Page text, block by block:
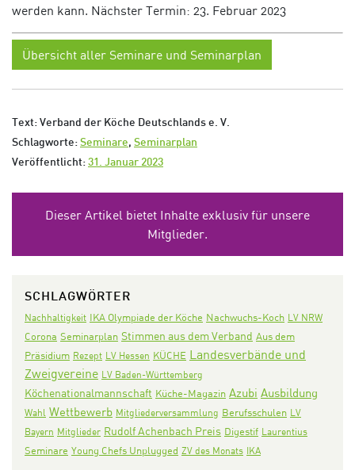
werden kann. Nächster Termin: 23. Februar 2023
Übersicht aller Seminare und Seminarplan
Text: Verband der Köche Deutschlands e. V.
Schlagworte: Seminare, Seminarplan
Veröffentlicht: 31. Januar 2023
Dieser Artikel bietet Inhalte exklusiv für unsere
Mitglieder.
SCHLAGWÖRTER
Nachhaltigkeit IKA Olympiade der Köche Nachwuchs-Koch LV NRW
Corona Seminarplan Stimmen aus dem Verband Aus dem
Präsidium Rezept LV Hessen KÜCHE Landesverbände und
Zweigvereine LV Baden-Württemberg
Köchenationalmannschaft Küche-Magazin Azubi Ausbildung
Wahl Wettbewerb Mitgliederversammlung Berufsschulen LV
Bayern Mitglieder Rudolf Achenbach Preis Digestif Laurentius
Seminare Young Chefs Unplugged ZV des Monats IKA